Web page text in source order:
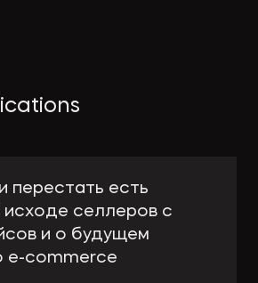
перестать есть
исходе селлеров с
и о будущем
e-сommerce